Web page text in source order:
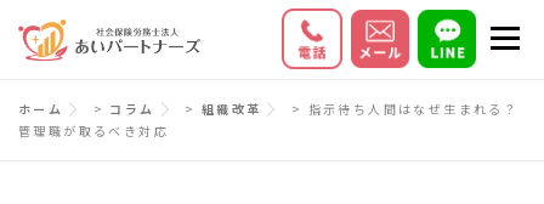
ン
メニ
初めての方へ サービス内容 料金
ホーム > コラム > 組織改革 > 指示待ち人間はなぜ生まれる？
管理職が取るべき対応